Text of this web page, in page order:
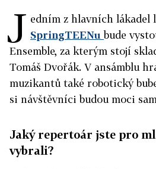
J edním z hlavních lákadel
SpringTEENubude
Ensemble, za kterým stojí
Tomáš Dvořák. V ansámblu
muzikantů také robotický
si návštěvníci budou moci
Jaký repertoár jste pro
vybrali?